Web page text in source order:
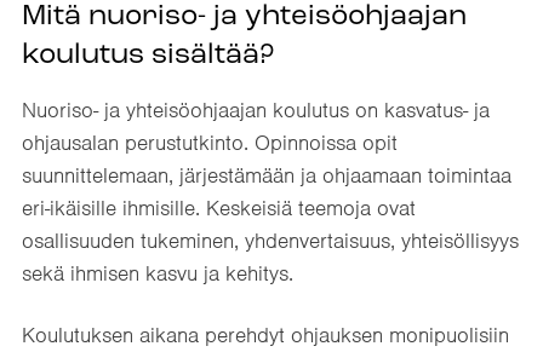
Mitä nuoriso- ja yhteisöohjaajan
koulutus sisältää?
Nuoriso- ja yhteisöohjaajan koulutus on kasvatus- ja
ohjausalan perustutkinto. Opinnoissa opit
suunnittelemaan, järjestämään ja ohjaamaan toimintaa
eri-ikäisille ihmisille. Keskeisiä teemoja ovat
osallisuuden tukeminen, yhdenvertaisuus, yhteisöllisyys
sekä ihmisen kasvu ja kehitys.
Koulutuksen aikana perehdyt ohjauksen monipuolisiin